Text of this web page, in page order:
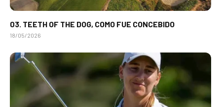
03. TEETH OF THE DOG, COMO FUE CONCEBIDO
18/05/2026